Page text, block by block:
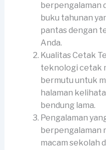
berpengalaman
buku tahunan
pantas dengan
Anda.
Kualitas Cetak
teknologi cetak
bermutu untuk
halaman
bendung lama.
Pengalaman
berpengalaman
macam sekolah